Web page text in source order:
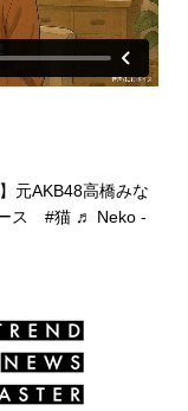
元AKB48高橋みな
ス #猫 ♬ Neko -